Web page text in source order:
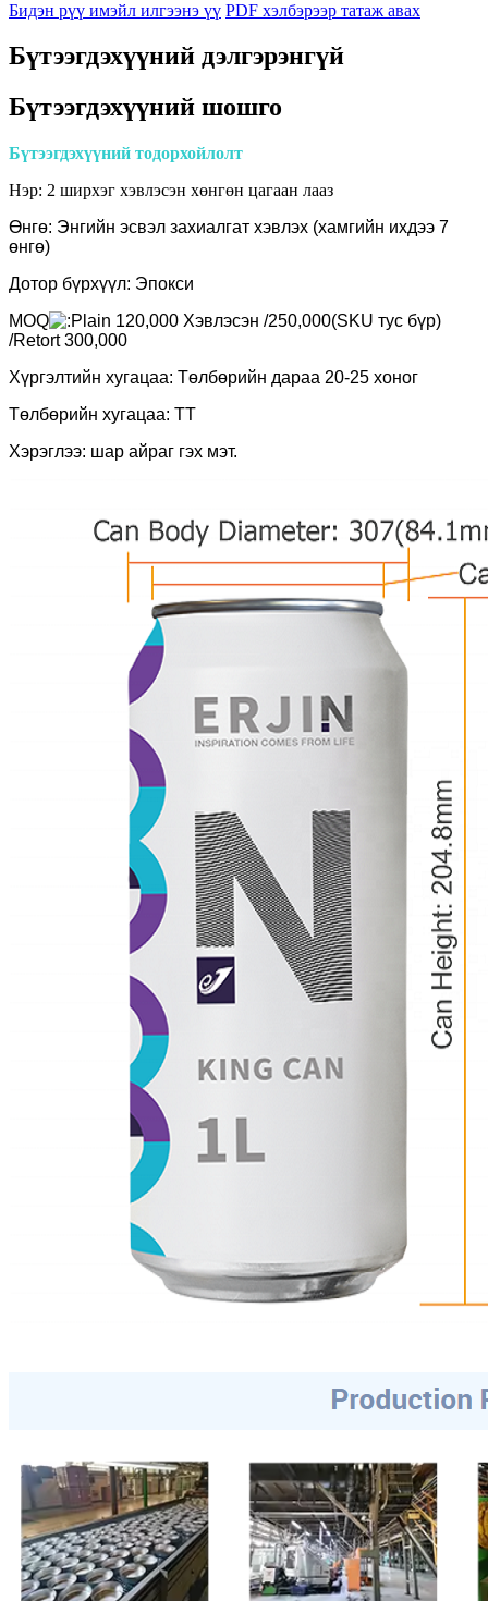
Бидэн рүү имэйл илгээнэ үү PDF хэлбэрээр татаж авах
Бүтээгдэхүүний дэлгэрэнгүй
Бүтээгдэхүүний шошго
Бүтээгдэхүүний тодорхойлолт
Нэр: 2 ширхэг хэвлэсэн хөнгөн цагаан лааз
Өнгө: Энгийн эсвэл захиалгат хэвлэх (хамгийн ихдээ 7
өнгө)
Дотор бүрхүүл: Эпокси
MOQ
lain 120,000 Хэвлэсэн /250,000(SKU тус бүр)
/Retort 300,000
Хүргэлтийн хугацаа: Төлбөрийн дараа 20-25 хоног
Төлбөрийн хугацаа: TT
Хэрэглээ: шар айраг гэх мэт.